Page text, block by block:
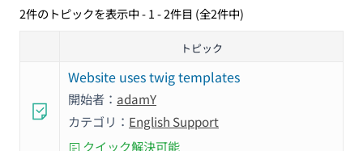
2件のトピックを表示中 - 1 - 2件目 (全2件中)
トピック
Website uses twig templates
開始者： adamY
カテゴリ： English Support
クイック解決可能